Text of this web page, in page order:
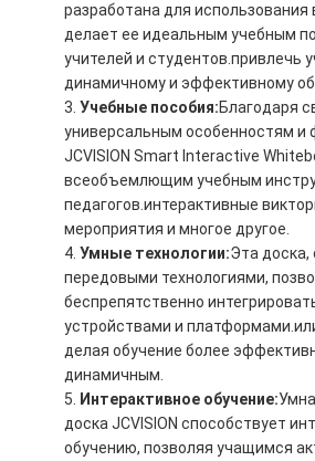
разработана для использования
делает ее идеальным учебным
учителей и студентов.привлечь
динамичному и эффективному
Учебные пособия:Благодаря
универсальным особенностям и
JCVISION Smart Interactive
всеобъемлющим учебным
педагогов.интерактивные
мероприятия и многое другое.
Умные технологии:Эта
передовыми технологиями,
беспрепятственно
устройствами и
делая обучение более
динамичным.
Интерактивное обучение:
доска JCVISION способствует
обучению, позволяя учащимся